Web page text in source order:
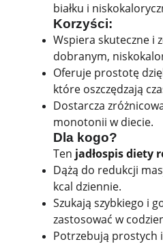
białku i
Korzyści:
Wspiera skuteczne i
dobranym,
Oferuje prostotę
które oszczędzają
Dostarcza
monotonii w diecie.
Dla kogo?
Ten jadłospis diety
Dążą do redukcji
kcal dziennie.
Szukają szybkiego i
zastosować w
Potrzebują prostych